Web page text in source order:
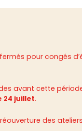
pour congés
avant cette
24 juillet.
des